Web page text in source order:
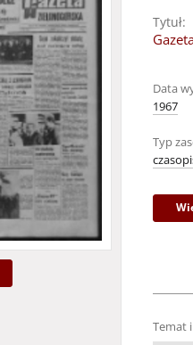
Tytuł:
Data
1967
Typ
Temat